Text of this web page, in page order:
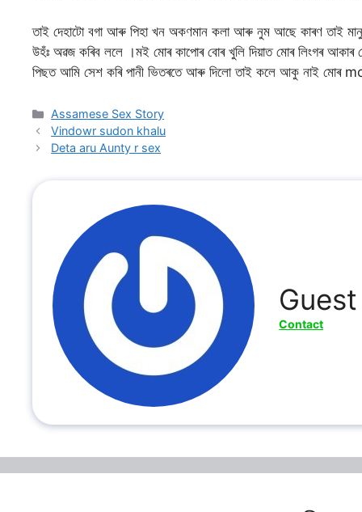
তাই দেহাটো বগা আৰু পিহা খন অকণমান কলা আৰু নুম আছে কাৰণ তাই
উহঁঃ অৱজ কৰিব ললে ।মই মোৰ কাপোৰ বোৰ খুলি দিয়াত মোৰ লিংগৰ
পিছত আমি সেশ কৰি পানী ভিতৰতে আৰু দিলো তাই কলে আকু নাই
Categories
Assamese Sex Story
Vindowr sudon khalu
Deta aru Aunty r sex
Guest
Contact